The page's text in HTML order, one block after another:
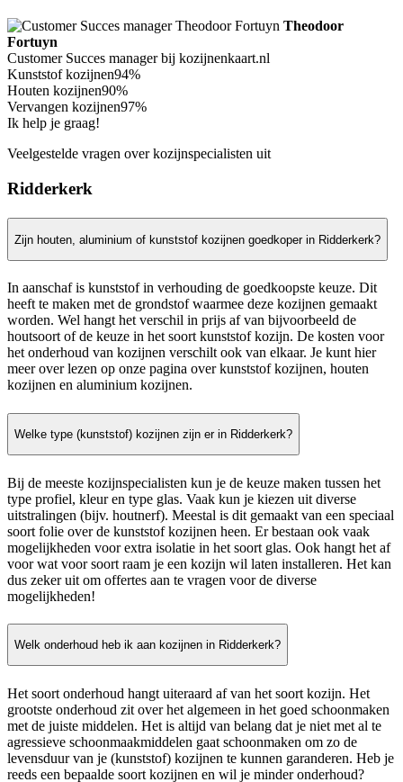
Theodoor
Fortuyn
Customer Succes manager bij kozijnenkaart.nl
Kunststof kozijnen94%
Houten kozijnen90%
Vervangen kozijnen97%
Ik help je graag!
Veelgestelde vragen over kozijnspecialisten uit
Ridderkerk
Zijn houten, aluminium of kunststof kozijnen goedkoper in Ridderkerk?
In aanschaf is kunststof in verhouding de goedkoopste keuze. Dit
heeft te maken met de grondstof waarmee deze kozijnen gemaakt
worden. Wel hangt het verschil in prijs af van bijvoorbeeld de
houtsoort of de keuze in het soort kunststof kozijn. De kosten voor
het onderhoud van kozijnen verschilt ook van elkaar. Je kunt hier
meer over lezen op onze pagina over kunststof kozijnen, houten
kozijnen en aluminium kozijnen.
Welke type (kunststof) kozijnen zijn er in Ridderkerk?
Bij de meeste kozijnspecialisten kun je de keuze maken tussen het
type profiel, kleur en type glas. Vaak kun je kiezen uit diverse
uitstralingen (bijv. houtnerf). Meestal is dit gemaakt van een speciaal
soort folie over de kunststof kozijnen heen. Er bestaan ook vaak
mogelijkheden voor extra isolatie in het soort glas. Ook hangt het af
voor wat voor soort raam je een kozijn wil laten installeren. Het kan
dus zeker uit om offertes aan te vragen voor de diverse
mogelijkheden!
Welk onderhoud heb ik aan kozijnen in Ridderkerk?
Het soort onderhoud hangt uiteraard af van het soort kozijn. Het
grootste onderhoud zit over het algemeen in het goed schoonmaken
met de juiste middelen. Het is altijd van belang dat je niet met al te
agressieve schoonmaakmiddelen gaat schoonmaken om zo de
levensduur van je (kunststof) kozijnen te kunnen garanderen. Heb je
reeds een bepaalde soort kozijnen en wil je minder onderhoud?